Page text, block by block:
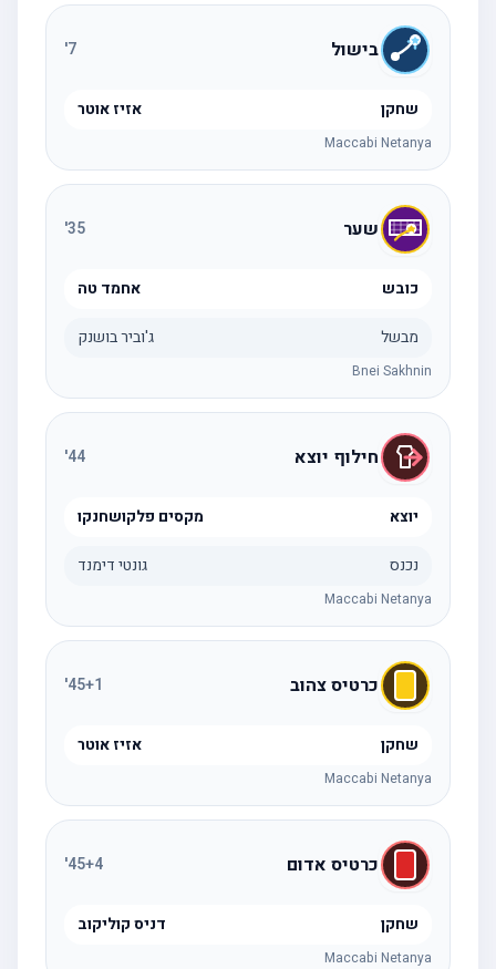
בישול
שחקן אזיז אוטר
Maccabi Netanya
שער 35
'
כובש אחמד טה
מבשל ג'וביר בושנק
Bnei Sakhnin
חילוף יוצא 44
'
יוצא מקסים פלקושחנקו
נכנס גונטי דימנד
Maccabi Netanya
כרטיס צהוב 45+1
'
שחקן אזיז אוטר
Maccabi Netanya
כרטיס אדום 45+4
'
שחקן דניס קוליקוב
Maccabi Netanya